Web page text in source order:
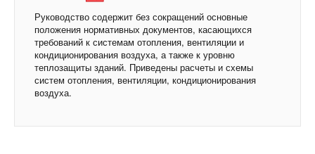
Руководство содержит без сокращений основные
положения нормативных документов, касающихся
требований к системам отопления, вентиляции и
кондиционирования воздуха, а также к уровню
теплозащиты зданий. Приведены расчеты и схемы
систем отопления, вентиляции, кондиционирования
воздуха.